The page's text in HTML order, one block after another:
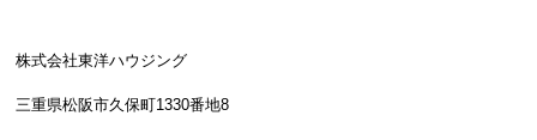
株式会社東洋ハウジング
三重県松阪市久保町1330番地8